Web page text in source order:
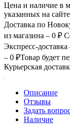
Цена и наличие в
указанных на сайте
Доставка по
из магазина – 0 ₽
Экспресс-
– 0 ₽Товар будет
Курьерская
Описание
Отзывы
Задать
Наличие